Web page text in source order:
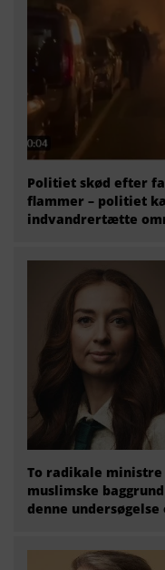
Politiet skød efter
flammer – politiet
indvandrertætte
To radikale
muslimske
denne